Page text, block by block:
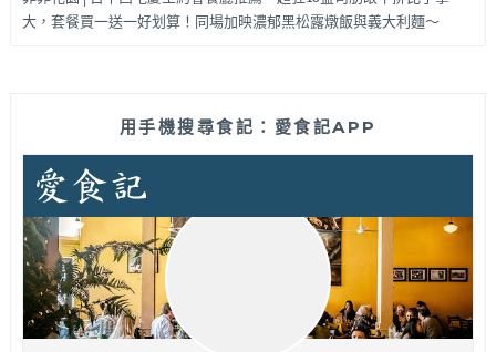
大，套餐買一送一好划算！同場加映濃郁黑松露燉飯與義大利麵～
用手機搜尋食記：愛食記APP